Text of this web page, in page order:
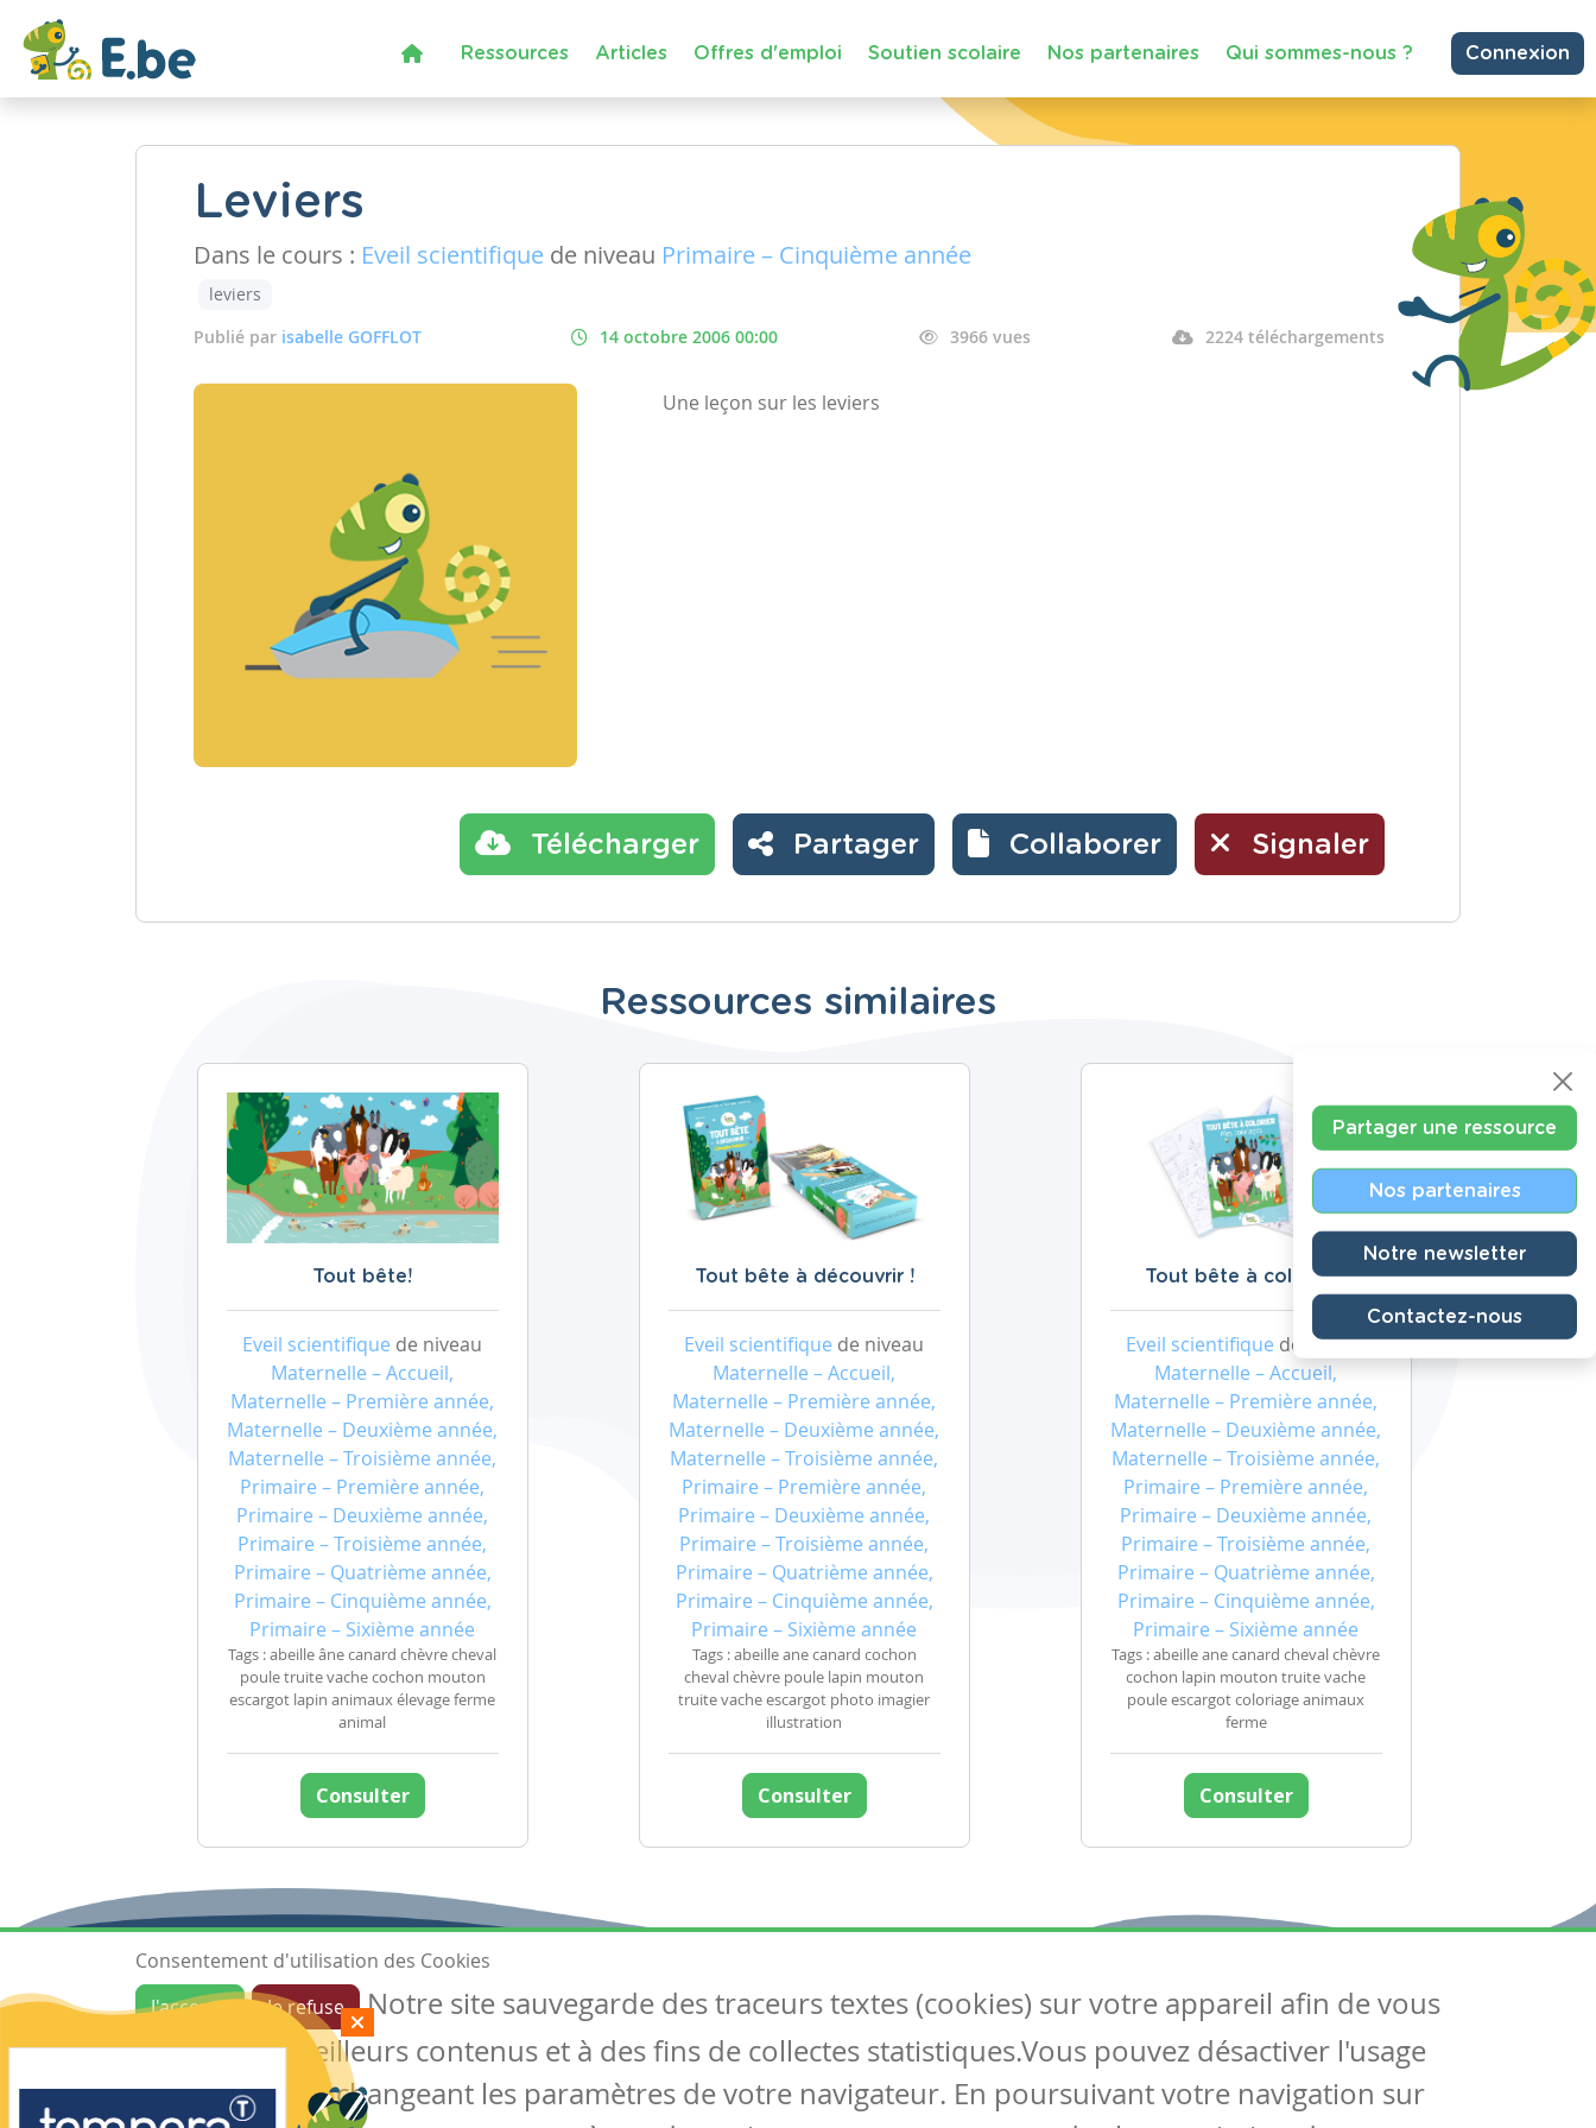
Ressources Articles Offres d'emploi Soutien scolaire Nos partenaires Qui sommes-nous ? Connexion
Leviers
Dans le cours : Eveil scientifique de niveau Primaire – Cinquième année
leviers
Publié par isabelle GOFFLOT 14 octobre 2006 00:00 3966 vues 2224 téléchargements
Une leçon sur les leviers
Télécharger Partager Collaborer Signaler
Ressources similaires
Tout bête!
Eveil scientifique de niveau
Maternelle – Accueil,
Maternelle – Première année,
Maternelle – Deuxième année,
Maternelle – Troisième année,
Primaire – Première année,
Primaire – Deuxième année,
Primaire – Troisième année,
Primaire – Quatrième année,
Primaire – Cinquième année,
Primaire – Sixième année
Tags : abeille âne canard chèvre cheval
poule truite vache cochon mouton
escargot lapin animaux élevage ferme
animal
Consulter
Tout bête à découvrir !
Eveil scientifique de niveau
Maternelle – Accueil,
Maternelle – Première année,
Maternelle – Deuxième année,
Maternelle – Troisième année,
Primaire – Première année,
Primaire – Deuxième année,
Primaire – Troisième année,
Primaire – Quatrième année,
Primaire – Cinquième année,
Primaire – Sixième année
Tags : abeille ane canard cochon
cheval chèvre poule lapin mouton
truite vache escargot photo imagier
illustration
Consulter
Tout bête à colorier !
Eveil scientifique de niveau
Maternelle – Accueil,
Maternelle – Première année,
Maternelle – Deuxième année,
Maternelle – Troisième année,
Primaire – Première année,
Primaire – Deuxième année,
Primaire – Troisième année,
Primaire – Quatrième année,
Primaire – Cinquième année,
Primaire – Sixième année
Tags : abeille ane canard cheval chèvre
cochon lapin mouton truite vache
poule escargot coloriage animaux
ferme
Consulter
Partager une ressource
Nos partenaires
Notre newsletter
Contactez-nous
Ressources
Les ressources
Créer une ressource
Mes ressources
Articles
Tous les articles
Articles DYS
Suivez-nous
Contactez-nous
Soutien scolaire
Consentement d'utilisation des Cookies
J'accepte
Je refuse
Notre site sauvegarde des traceurs textes (cookies) sur votre appareil afin de vous
garantir de meilleurs contenus et à des fins de collectes statistiques.Vous pouvez désactiver l'usage
des cookies en changeant les paramètres de votre navigateur. En poursuivant votre navigation sur